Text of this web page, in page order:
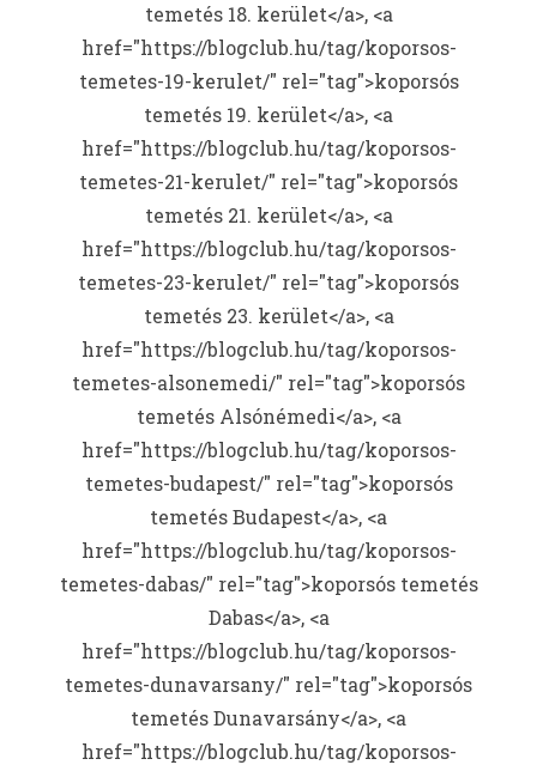
temetés 18. kerület</a>, <a
href="https://blogclub.hu/tag/koporsos-
temetes-19-kerulet/" rel="tag">koporsós
temetés 19. kerület</a>, <a
href="https://blogclub.hu/tag/koporsos-
temetes-21-kerulet/" rel="tag">koporsós
temetés 21. kerület</a>, <a
href="https://blogclub.hu/tag/koporsos-
temetes-23-kerulet/" rel="tag">koporsós
temetés 23. kerület</a>, <a
href="https://blogclub.hu/tag/koporsos-
temetes-alsonemedi/" rel="tag">koporsós
temetés Alsónémedi</a>, <a
href="https://blogclub.hu/tag/koporsos-
temetes-budapest/" rel="tag">koporsós
temetés Budapest</a>, <a
href="https://blogclub.hu/tag/koporsos-
temetes-dabas/" rel="tag">koporsós temetés
Dabas</a>, <a
href="https://blogclub.hu/tag/koporsos-
temetes-dunavarsany/" rel="tag">koporsós
temetés Dunavarsány</a>, <a
href="https://blogclub.hu/tag/koporsos-